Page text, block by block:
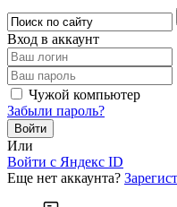
Вход в аккаунт
Чужой компьютер
Забыли пароль?
Или
Войти c Яндекс ID
Еще нет аккаунта?